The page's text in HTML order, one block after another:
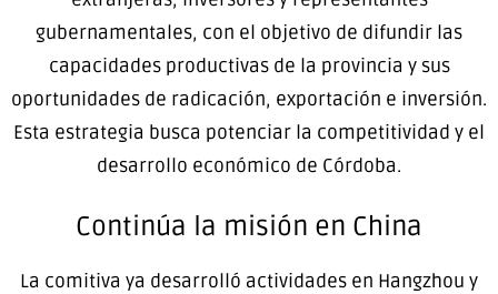
gubernamentales, con el objetivo de difundir las
capacidades productivas de la provincia y sus
oportunidades de radicación, exportación e inversión.
Esta estrategia busca potenciar la competitividad y el
desarrollo económico de Córdoba.
Continúa la misión en China
La comitiva ya desarrolló actividades en Hangzhou y